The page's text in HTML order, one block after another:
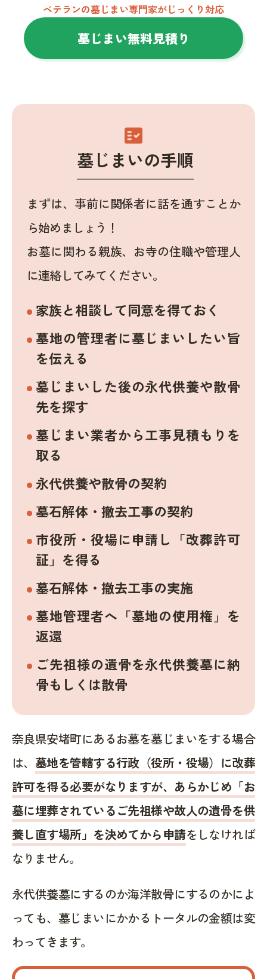
ベテランの墓じまい専門家がじっくり対応
墓じまい無料見積り
fact_check
墓じまいの手順
まずは、事前に関係者に話を通すことか
ら始めましょう！
お墓に関わる親族、お寺の住職や管理人
に連絡してみてください。
家族と相談して同意を得ておく
墓地の管理者に墓じまいしたい旨
を伝える
墓じまいした後の永代供養や散骨
先を探す
墓じまい業者から工事見積もりを
取る
永代供養や散骨の契約
墓石解体・撤去工事の契約
市役所・役場に申請し「改葬許可
証」を得る
墓石解体・撤去工事の実施
墓地管理者へ「墓地の使用権」を
返還
ご先祖様の遺骨を永代供養墓に納
骨もしくは散骨
奈良県安堵町にあるお墓を墓じまいをする場合
は、 墓地を管轄する行政（役所・役場）に改葬
許可を得る必要がなりますが、あらかじめ「お
墓に埋葬されているご先祖様や故人の遺骨を供
養し直す場所」を決めてから申請をしなければ
なりません。
永代供養墓にするのか海洋散骨にするのかによ
っても、墓じまいにかかるトータルの金額は変
わってきます。